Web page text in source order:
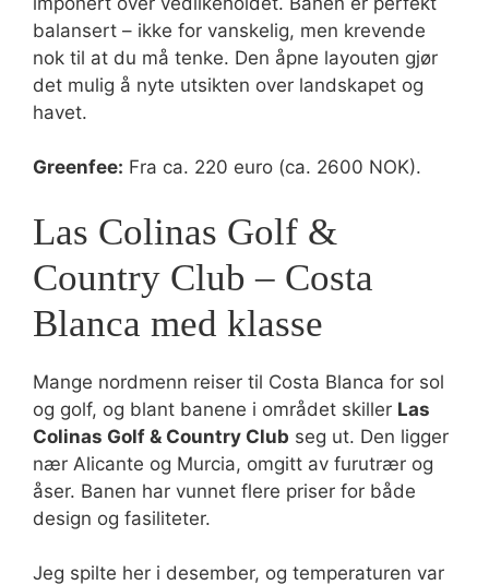
balansert – ikke for vanskelig, men krevende
nok til at du må tenke. Den åpne layouten gjør
det mulig å nyte utsikten over landskapet og
havet.
Greenfee: Fra ca. 220 euro (ca. 2600 NOK).
Las Colinas Golf &
Country Club – Costa
Blanca med klasse
Mange nordmenn reiser til Costa Blanca for sol
og golf, og blant banene i området skiller Las
Colinas Golf & Country Club seg ut. Den ligger
nær Alicante og Murcia, omgitt av furutrær og
åser. Banen har vunnet flere priser for både
design og fasiliteter.
Jeg spilte her i desember, og temperaturen var